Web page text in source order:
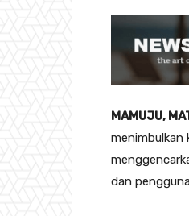
MAMUJU,
menimbulkan
dan